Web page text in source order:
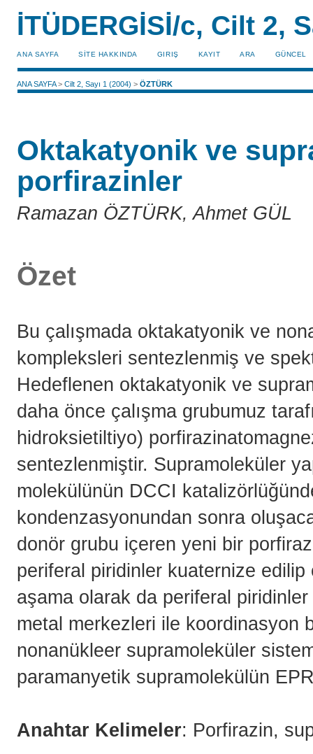
İTÜDERGİSİ/c, Cilt 2,
ANA SAYFA SİTE HAKKINDA GIRIŞ KAYIT ARA GÜNCEL
ANA SAYFA>Cilt 2, Sayı 1 (2004) >ÖZTÜRK
Oktakatyonik ve
porfirazinler
Ramazan ÖZTÜRK, Ahmet GÜL
Özet
Bu çalışmada oktakatyonik ve
kompleksleri sentezlenmiş ve
Hedeflenen oktakatyonik ve
daha önce çalışma grubumuz
hidroksietiltiyo)
sentezlenmiştir. Supramoleküler
molekülünün DCCI
kondenzasyonundan sonra
donör grubu içeren yeni bir
periferal piridinler kuaternize edilip
aşama olarak da periferal
metal merkezleri ile koordinasyon
nonanükleer supramoleküler
paramanyetik supramolekülün
Anahtar Kelimeler: Porfirazin,